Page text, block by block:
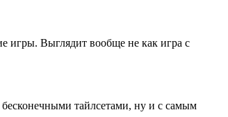
игры. Выглядит вообще не как игра с
тайлсетами, ну и с самым